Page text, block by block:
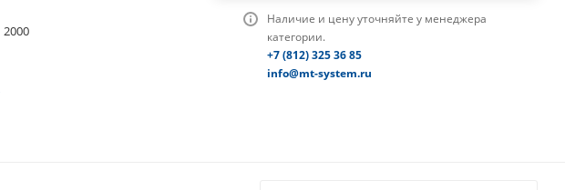
2000
Наличие и цену уточняйте у менеджера
категории.
+7 (812) 325 36 85
info@mt-system.ru